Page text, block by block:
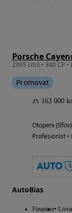
Porsche
Promovat
163 000
Otopeni (Ilfov)
Profesionist •
AutoBias
Finantare